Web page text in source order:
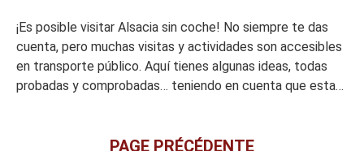
¡Es posible visitar Alsacia sin coche! No siempre te das
cuenta, pero muchas visitas y actividades son accesibles
en transporte público. Aquí tienes algunas ideas, todas
probadas y comprobadas… teniendo en cuenta que esta
PAGE PRÉCÉDENTE